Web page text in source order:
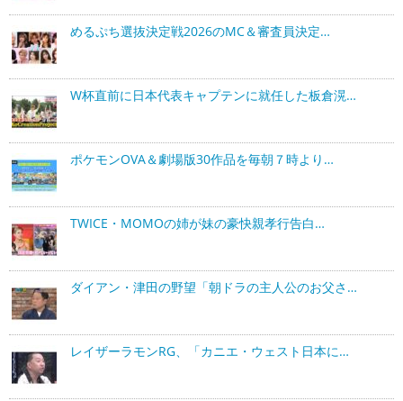
めるぷち選抜決定戦2026のMC＆審査員決定…
W杯直前に日本代表キャプテンに就任した板倉滉…
ポケモンOVA＆劇場版30作品を毎朝７時より…
TWICE・MOMOの姉が妹の豪快親孝行告白…
ダイアン・津田の野望「朝ドラの主人公のお父さ…
レイザーラモンRG、「カニエ・ウェスト日本に…